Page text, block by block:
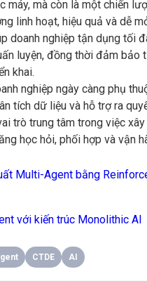
máy, mà còn là một chiến
linh hoạt, hiệu quả và dễ
doanh nghiệp tận dụng tối
luyện, đồng thời đảm bảo
khai.
nghiệp ngày càng phụ
tích dữ liệu và hỗ trợ ra
trò trung tâm trong việc
học hỏi, phối hợp và vận
Multi-Agent bằng
với kiến trúc Monolithic AI
CTDE AI